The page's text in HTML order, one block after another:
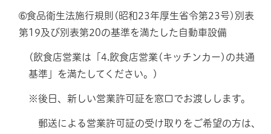
➅食品衛生法施行規則(昭和23年厚生省令第23号)別表
第19及び別表第20の基準を満たした自動車設備
(飲食店営業は「4.飲食店営業(キッチンカー)の共通
基準」を満たしてください。)
※後日、新しい営業許可証を窓口でお渡しします。
郵送による営業許可証の受け取りをご希望の方は、